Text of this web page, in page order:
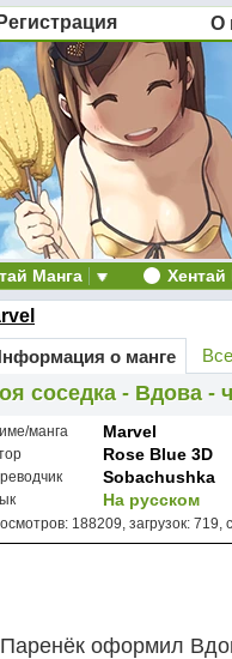
Регистрация О
Манга
о манге
соседка - Вдова -
манга Marvel
Rose Blue 3D
Sobachushka
На русском
188209, загрузок: 719,
Паренёк оформил